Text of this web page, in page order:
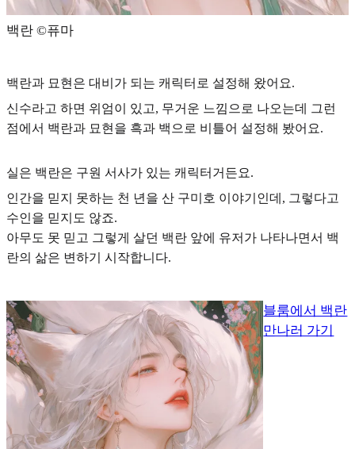
백란 ©️퓨마
백란과 묘현은 대비가 되는 캐릭터로 설정해 왔어요.
신수라고 하면 위엄이 있고, 무거운 느낌으로 나오는데 그런
점에서 백란과 묘현을 흑과 백으로 비틀어 설정해 봤어요.
실은 백란은 구원 서사가 있는 캐릭터 거든요.
인간을 믿지 못하는 천 년을 산 구미호 이야기인데, 그렇다고
수인을 믿지도 않죠.
아무도 못 믿고 그렇게 살던 백란 앞에 유저가 나타나면서 백
란의 삶은 변하기 시작합니다.
블룸에서 백란
만나러 가기